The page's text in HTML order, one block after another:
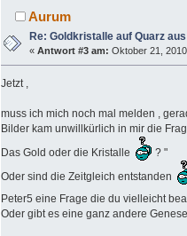
Aurum
Re: Goldkristalle auf Quarz
«Antwort #3 am: Oktober 21,
Jetzt ,
muss ich mich noch mal melden ,
Bilder kam unwillkürlich in mir die
Das Gold oder die Kristalle
? "
Oder sind die Zeitgleich entstanden
Peter5 eine Frage die du vielleicht
Oder gibt es eine ganz andere Genese